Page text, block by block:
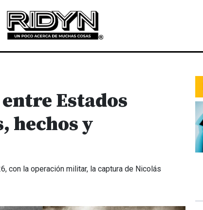
Estados
hechos y
con la operación militar, la captura de Nicolás